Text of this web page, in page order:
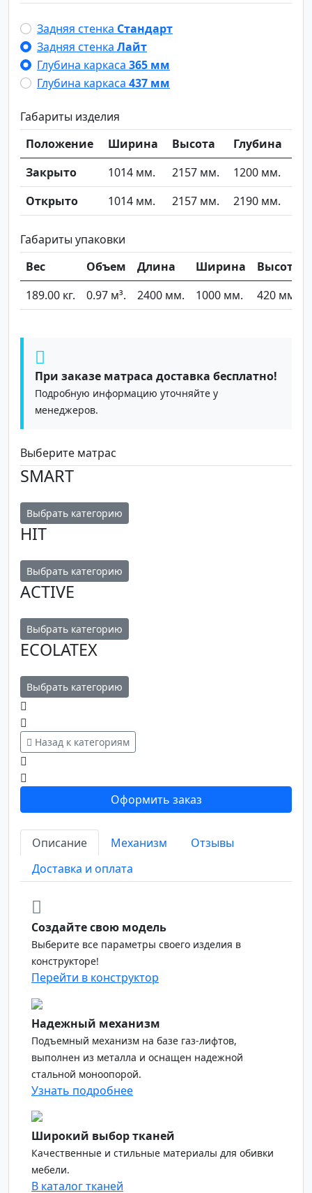
Задняя стенка Стандарт
Задняя стенка Лайт
Глубина каркаса 365 мм
Глубина каркаса 437 мм
Габариты изделия
Положение
Ширина Высота
Глубина
Закрыто
1014 мм. 2157 мм.
1200 мм.
Открыто
1014 мм. 2157 мм. 2190 мм.
Габариты упаковки
Вес
Объем Длина Ширина
Высота
189.00 кг.
0.97 м³. 2400 мм. 1000 мм. 420 мм.
При заказе матраса доставка бесплатно!
Подробную информацию уточняйте у
менеджеров.
Выберите матрас
SMART
Выбрать категорию
HIT
Выбрать категорию
ACTIVE
Выбрать категорию
ECOLATEX
Выбрать категорию
Назад к категориям
Оформить заказ
Описание Механизм
Отзывы
Доставка и оплата
Создайте свою модель
Выберите все параметры своего изделия в
конструкторе!
Перейти в конструктор
Надежный механизм
Подъемный механизм на базе газ-лифтов,
выполнен из металла и оснащен надежной
стальной моноопорой.
Узнать подробнее
Широкий выбор тканей
Качественные и стильные материалы для обивки
мебели.
В каталог тканей